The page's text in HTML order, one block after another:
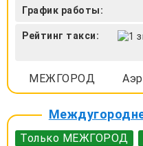
График работы:
Рейтинг такси:
МЕЖГОРОД
Только МЕЖГОРОД